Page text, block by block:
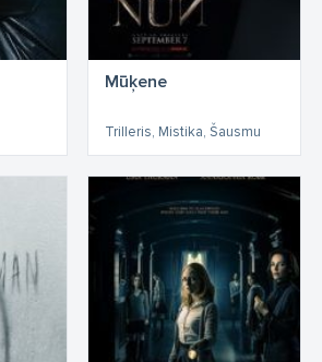
Mūķene
Trilleris, Mistika, Šausmu